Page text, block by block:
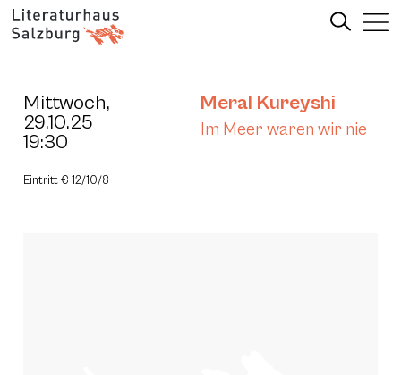
Mittwoch,
29.10.25
19:30
Meral Kureyshi
Im Meer waren wir nie
Eintritt € 12/10/8